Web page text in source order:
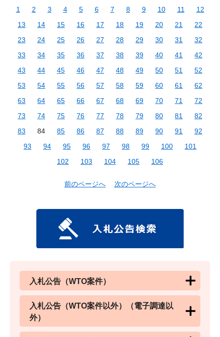
1 2 3 4 5 6 7 8 9 10 11
12
13
14 15 16 17 18 19 20 21
22
23
24 25 26 27 28 29 30 31
32
33
34 35 36 37 38 39 40 41
42
43
44 45 46 47 48 49 50 51
52
53
54 55 56 57 58 59 60 61
62
63
64 65 66 67 68 69 70 71
72
73
74 75 76 77 78 79 80 81
82
83
84 85 86 87 88 89 90 91
92
93
94 95 96 97 98 99 100
101
102
103 104 105 106
前のページへ 次のページへ
入札公告（WTO案件）
入札公告（WTO案件以外）（電子調達以
外）